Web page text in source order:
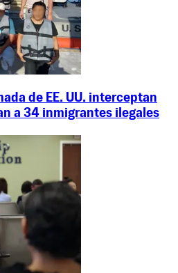
de EE. UU. interceptan
a 34 inmigrantes ilegales